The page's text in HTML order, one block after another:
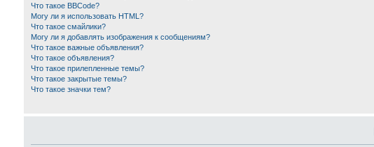
Что такое BBCode?
Могу ли я использовать HTML?
Что такое смайлики?
Могу ли я добавлять изображения к сообщениям?
Что такое важные объявления?
Что такое объявления?
Что такое прилепленные темы?
Что такое закрытые темы?
Что такое значки тем?